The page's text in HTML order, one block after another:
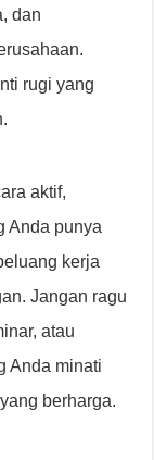
dan
rugi yang
aktif,
Anda punya
kerja
Jangan ragu
atau
Anda minati
berharga.